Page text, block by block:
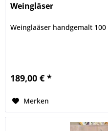
Weingläser
Weinglaäser handgemalt
189,00 € *
Merken